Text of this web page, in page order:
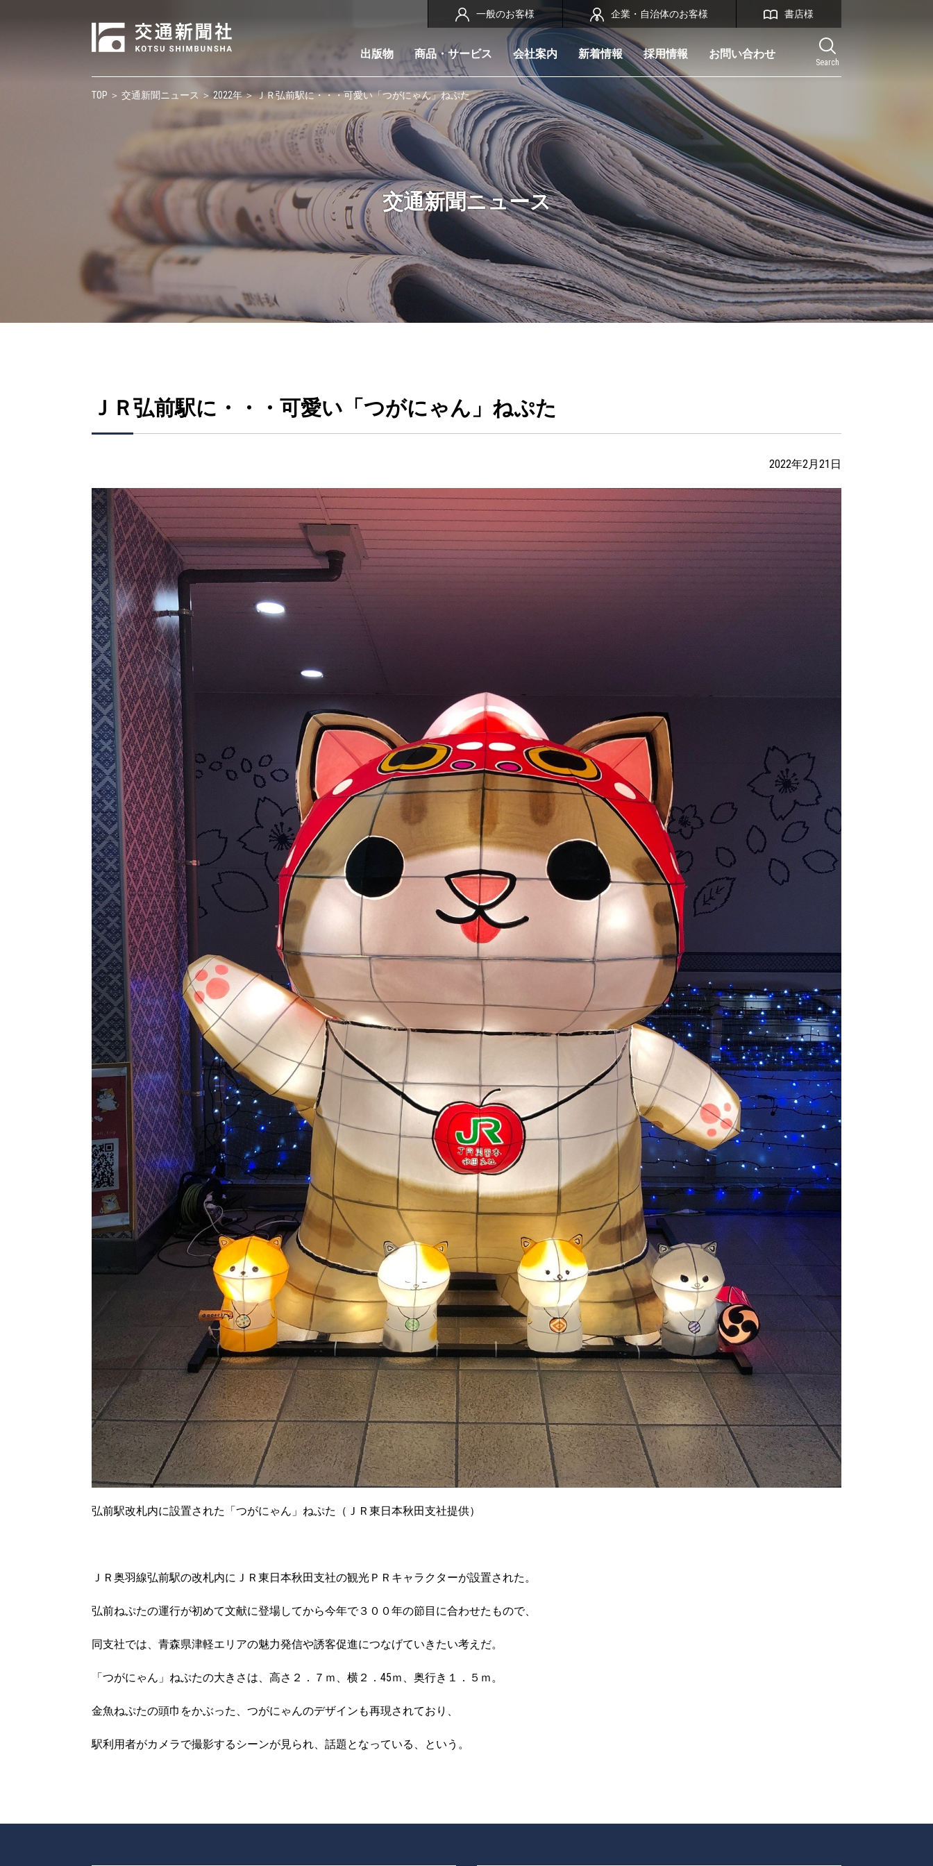
Search
出版物 商品・サービス 会社案内 新着情報 採用情報 お問い合わせ
一般のお客様 企業・自治体のお客様 書店様
TOP ＞ 交通新聞ニュース ＞ 2022年＞ ＪＲ弘前駅に・・・可愛い「つがにゃん」ねぷた
交通新聞ニュース
ＪＲ弘前駅に・・・可愛い「つがにゃん」ねぷた
2022年2月21日
弘前駅改札内に設置された「つがにゃん」ねぷた（ＪＲ東日本秋田支社提供）
ＪＲ奥羽線弘前駅の改札内にＪＲ東日本秋田支社の観光ＰＲキャラクターが設置された。
弘前ねぷたの運行が初めて文献に登場してから今年で３００年の節目に合わせたもので、
同支社では、青森県津軽エリアの魅力発信や誘客促進につなげていきたい考えだ。
「つがにゃん」ねぷたの大きさは、高さ２．７ｍ、横２．45ｍ、奥行き１．５ｍ。
金魚ねぷたの頭巾をかぶった、つがにゃんのデザインも再現されており、
駅利用者がカメラで撮影するシーンが見られ、話題となっている、という。